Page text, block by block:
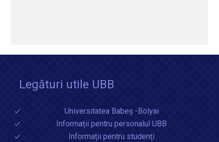
Legături utile UBB
Universitatea Babeș -Bolyai
Informații pentru personalul UBB
Informații pentru studenți